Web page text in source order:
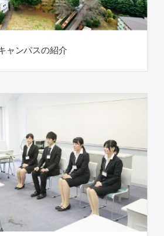
ャンパスの紹介